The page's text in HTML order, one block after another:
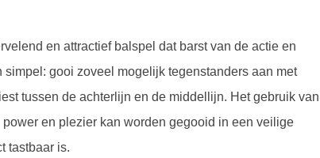
en attractief balspel dat barst van de actie en
gooi zoveel mogelijk tegenstanders aan met zachte
de achterlijn en de middellijn. Het gebruik van deze
plezier kan worden gegooid in een veilige omgeving